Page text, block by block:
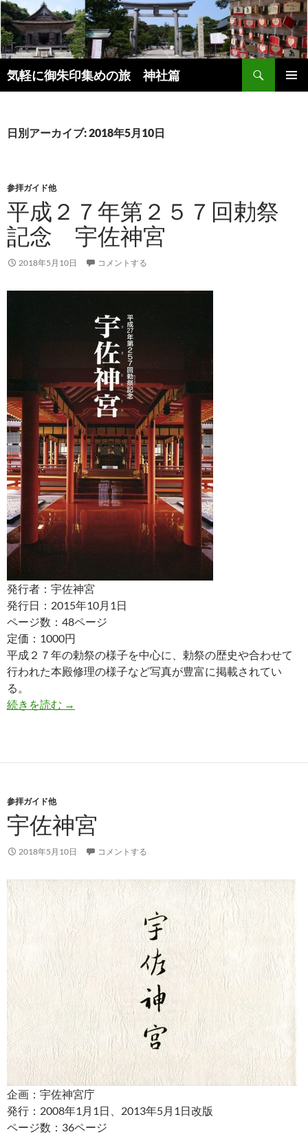
コ
ン
テ
ン
ツ
へ
ッ
気軽に御朱印集めの旅 神社篇
索
日別アーカイブ: 2018年5月10日
参拝ガイド他
平成２７年第２５７回勅祭
記念 宇佐神宮
2018年5月10日 コメントする
発行者：宇佐神宮
発行日：2015年10月1日
ページ数：48ページ
定価：1000円
平成２７年の勅祭の様子を中心に、勅祭の歴史や合わせて
行われた本殿修理の様子など写真が豊富に掲載されてい
る。
続きを読む 平成２７年第２５７回勅祭記念 宇佐神宮
→
参拝ガイド他
宇佐神宮
2018年5月10日 コメントする
企画：宇佐神宮庁
発行：2008年1月1日、2013年5月1日改版
ページ数：36ページ